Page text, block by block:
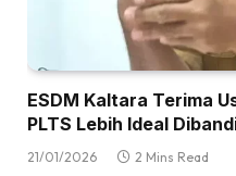
ESDM Kaltara Terima
PLTS Lebih Ideal
21/01/2026 2 Mins Read